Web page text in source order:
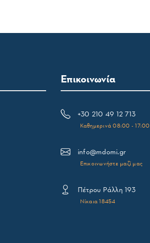
Επικοινωνία
+30 210 49 12 713
Καθημερινά 08:00 - 17:00
info@mdomi.gr
Επικοινωνήστε μαζί μας
Πέτρου Ράλλη 193
Νίκαια 18454